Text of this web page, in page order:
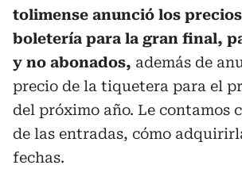
tolimense anunció los
boletería para la gran final,
y no abonados, además de
precio de la tiquetera para el
del próximo año. Le contamos
de las entradas, cómo
fechas.